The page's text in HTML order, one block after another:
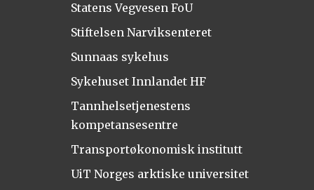
Statens Vegvesen FoU
Stiftelsen Narviksenteret
Sunnaas sykehus
Sykehuset Innlandet HF
Tannhelsetjenestens
kompetansesentre
Transportøkonomisk institutt
UiT Norges arktiske universitet